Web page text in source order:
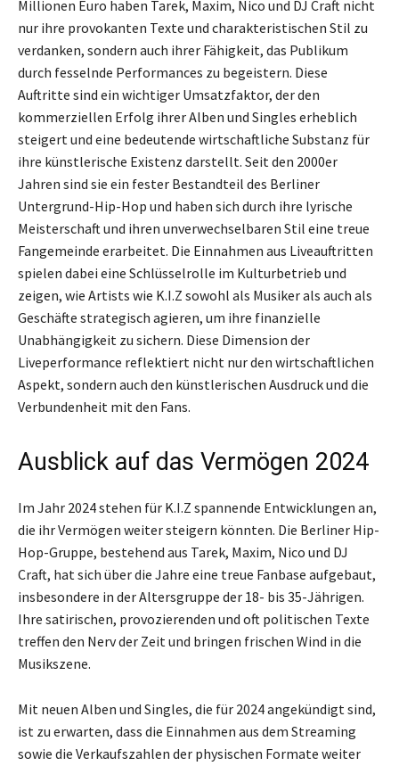
Millionen Euro haben Tarek, Maxim, Nico und DJ Craft nicht
nur ihre provokanten Texte und charakteristischen Stil zu
verdanken, sondern auch ihrer Fähigkeit, das Publikum
durch fesselnde Performances zu begeistern. Diese
Auftritte sind ein wichtiger Umsatzfaktor, der den
kommerziellen Erfolg ihrer Alben und Singles erheblich
steigert und eine bedeutende wirtschaftliche Substanz für
ihre künstlerische Existenz darstellt. Seit den 2000er
Jahren sind sie ein fester Bestandteil des Berliner
Untergrund-Hip-Hop und haben sich durch ihre lyrische
Meisterschaft und ihren unverwechselbaren Stil eine treue
Fangemeinde erarbeitet. Die Einnahmen aus Liveauftritten
spielen dabei eine Schlüsselrolle im Kulturbetrieb und
zeigen, wie Artists wie K.I.Z sowohl als Musiker als auch als
Geschäfte strategisch agieren, um ihre finanzielle
Unabhängigkeit zu sichern. Diese Dimension der
Liveperformance reflektiert nicht nur den wirtschaftlichen
Aspekt, sondern auch den künstlerischen Ausdruck und die
Verbundenheit mit den Fans.
Ausblick auf das Vermögen 2024
Im Jahr 2024 stehen für K.I.Z spannende Entwicklungen an,
die ihr Vermögen weiter steigern könnten. Die Berliner Hip-
Hop-Gruppe, bestehend aus Tarek, Maxim, Nico und DJ
Craft, hat sich über die Jahre eine treue Fanbase aufgebaut,
insbesondere in der Altersgruppe der 18- bis 35-Jährigen.
Ihre satirischen, provozierenden und oft politischen Texte
treffen den Nerv der Zeit und bringen frischen Wind in die
Musikszene.
Mit neuen Alben und Singles, die für 2024 angekündigt sind,
ist zu erwarten, dass die Einnahmen aus dem Streaming
sowie die Verkaufszahlen der physischen Formate weiter